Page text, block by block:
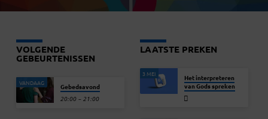
VOLGENDE
GEBEURTENISSEN
VANDAAG Gebedsavond
20:00 – 21:00
LAATSTE PREKEN
3 MEI
Het interpreteren
van Gods spreken